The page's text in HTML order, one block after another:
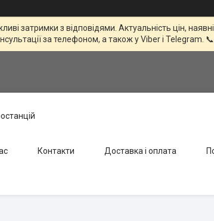
затримки з відповідями. Актуальність цін,
за телефоном, а також у Viber і
Контакти Доставка і оплата